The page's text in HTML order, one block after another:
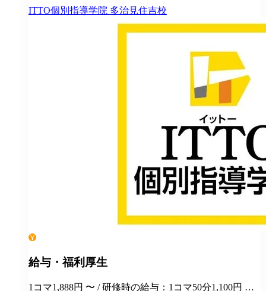
ITTO個別指導学院 多治見住吉校
給与・福利厚生
1コマ1,888円 〜 / 研修時の給与：1コマ50分1,100円 指